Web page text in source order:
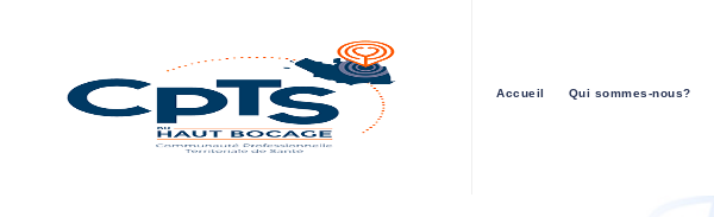
Accueil Qui sommes-nous?